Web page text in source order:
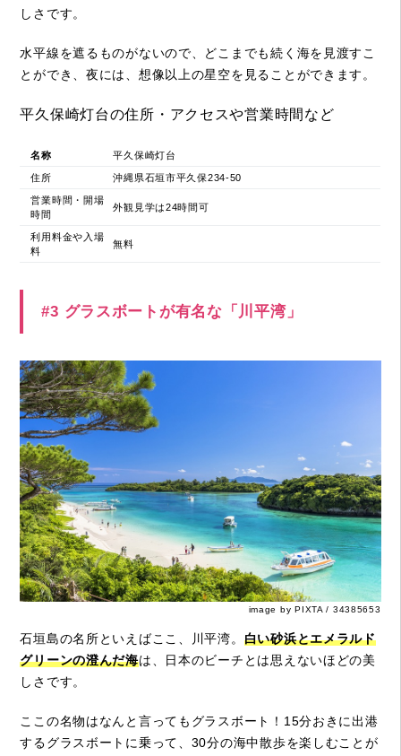
しさです。
水平線を遮るものがないので、どこまでも続く海を見渡すこ
とができ、夜には、想像以上の星空を見ることができます。
平久保崎灯台の住所・アクセスや営業時間など
名称 平久保崎灯台
住所 沖縄県石垣市平久保234-50
営業時間・開場
時間
外観見学は24時間可
利用料金や入場
料
無料
#3 グラスボートが有名な「川平湾」
image by PIXTA / 34385653
石垣島の名所といえばここ、川平湾。 白い砂浜とエメラルド
グリーンの澄んだ海は、日本のビーチとは思えないほどの美
しさです。
ここの名物はなんと言ってもグラスボート！15分おきに出港
するグラスボートに乗って、30分の海中散歩を楽しむことが